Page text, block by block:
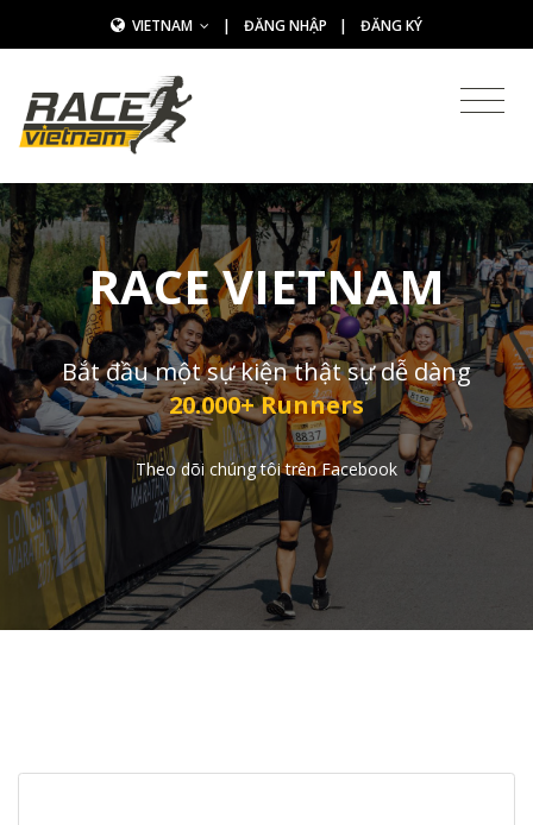
VIETNAM | ĐĂNG NHẬP | ĐĂNG KÝ
RACE VIETNAM
Bắt đầu một sự kiện thật sự dễ dàng
20.000+ Runners
Theo dõi chúng tôi trên Facebook